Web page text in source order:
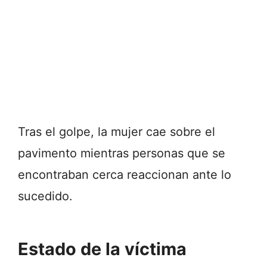
Tras el golpe, la mujer cae sobre el
pavimento mientras personas que se
encontraban cerca reaccionan ante lo
sucedido.
Estado de la víctima